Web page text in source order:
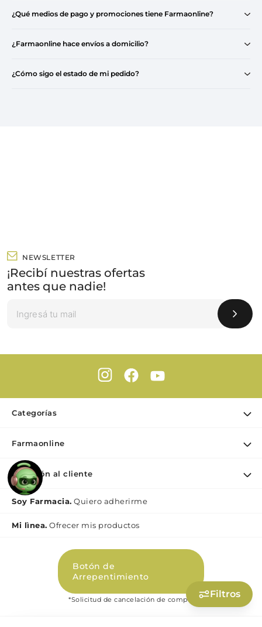
Filtros
¿Qué medios de pago y promociones tiene Farmaonline?
¿Farmaonline hace envíos a domicilio?
¿Cómo sigo el estado de mi pedido?
NEWSLETTER
¡Recibí nuestras ofertas
antes que nadie!
Categorías
Dermocosmética
Maquillaje
Nutrición & Deporte
Bebé y maternidad
Farmaonline
Nuestra empresa
Puntos de retiro
Atención al cliente
Contacto
Preguntas Frecuentes Beauty
Términos y condiciones Beauty
Promociones
Políticas de Privacidad Beauty
Soy Farmacia. Quiero adherirme
Mi lìnea. Ofrecer mis productos
Botón de
Arrepentimiento
*Solicitud de cancelación de compra